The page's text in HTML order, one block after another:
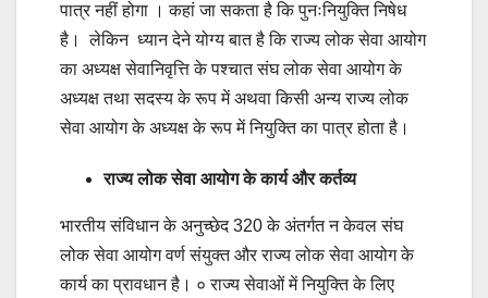
पात्र नहीं होगा । कहां जा सकता है कि पुनःनियुक्ति निषेध
है। लेकिन ध्यान देने योग्य बात है कि राज्य लोक सेवा आयोग
का अध्यक्ष सेवानिवृत्ति के पश्चात संघ लोक सेवा आयोग के
अध्यक्ष तथा सदस्य के रूप में अथवा किसी अन्य राज्य लोक
सेवा आयोग के अध्यक्ष के रूप में नियुक्ति का पात्र होता है।
राज्य लोक सेवा आयोग के कार्य और कर्तव्य
भारतीय संविधान के अनुच्छेद 320 के अंतर्गत न केवल संघ
लोक सेवा आयोग वर्ण संयुक्त और राज्य लोक सेवा आयोग के
कार्य का प्रावधान है। ० राज्य सेवाओं में नियुक्ति के लिए